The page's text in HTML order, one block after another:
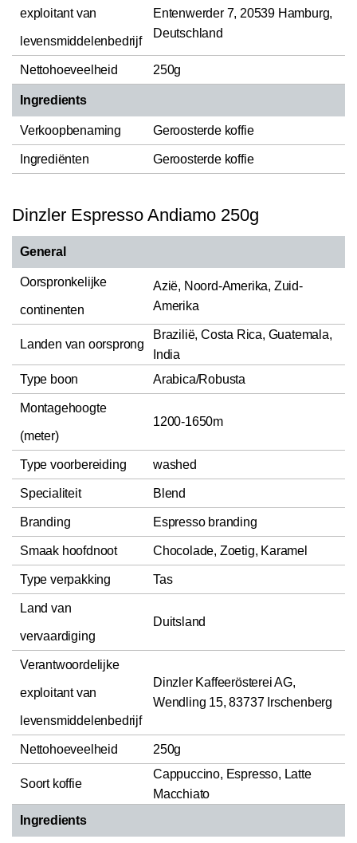
exploitant van
levensmiddelenbedrijf
Entenwerder 7, 20539 Hamburg,
Deutschland
Nettohoeveelheid 250g
Ingredients
Verkoopbenaming Geroosterde koffie
Ingrediënten Geroosterde koffie
Dinzler Espresso Andiamo 250g
General
Oorspronkelijke
continenten
Azië, Noord-Amerika, Zuid-
Amerika
Landen van oorsprong
Brazilië, Costa Rica, Guatemala,
India
Type boon
Arabica/Robusta
Montagehoogte
(meter)
1200-1650m
Type voorbereiding washed
Specialiteit Blend
Branding Espresso branding
Smaak hoofdnoot Chocolade, Zoetig, Karamel
Type verpakking Tas
Land van
vervaardiging
Duitsland
Verantwoordelijke
exploitant van
levensmiddelenbedrijf
Dinzler Kaffeerösterei AG,
Wendling 15, 83737 Irschenberg
Nettohoeveelheid 250g
Soort koffie
Cappuccino, Espresso, Latte
Macchiato
Ingredients